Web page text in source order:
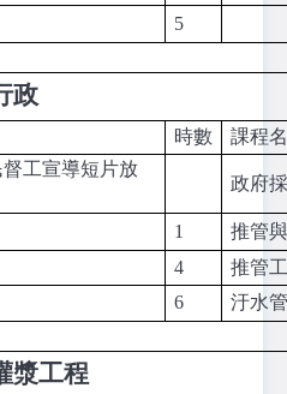
5
政
時數
課程
工宣導短片放
政府
1
推管
4
推管
6 汙水
漿工程